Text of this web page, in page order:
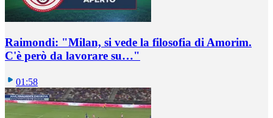
Raimondi: "Milan, si vede la filosofia di Amorim.
C'è però da lavorare su…"
01:58